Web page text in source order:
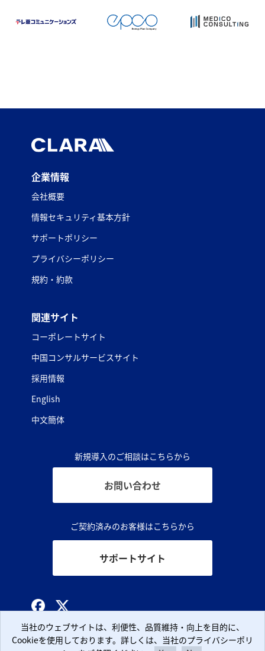
企業情報
会社概要
情報セキュリティ基本方針
サポートポリシー
プライバシーポリシー
規約・約款
関連サイト
コーポレートサイト
中国コンサルサービスサイト
採用情報
English
中文簡体
新規導入のご相談はこちらから
お問い合わせ
ご契約済みのお客様はこちらから
サポートサイト
© CLARA, Inc.
当社のウェブサイトは、利便性、品質維持・向上を目的に、
Cookieを使用しております。詳しくは、当社のプライバシーポリ
当社のウェブサイトは、利便性、品質維持・向上を目的に、
Cookieを使用しております。詳しくは、当社のプライバシーポリ